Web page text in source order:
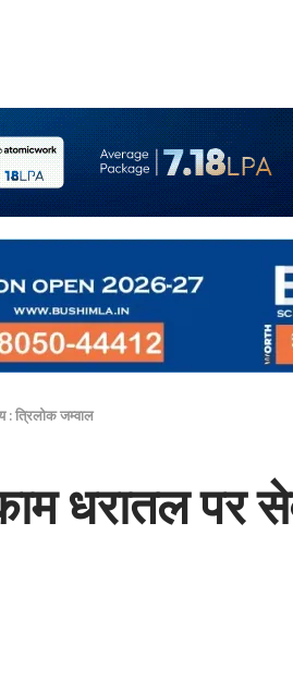
: त्रिलोक जम्वाल
धरातल पर